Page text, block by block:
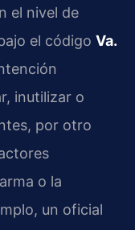
el nivel de
el código Va.
inutilizar o
por otro
o la
un oficial